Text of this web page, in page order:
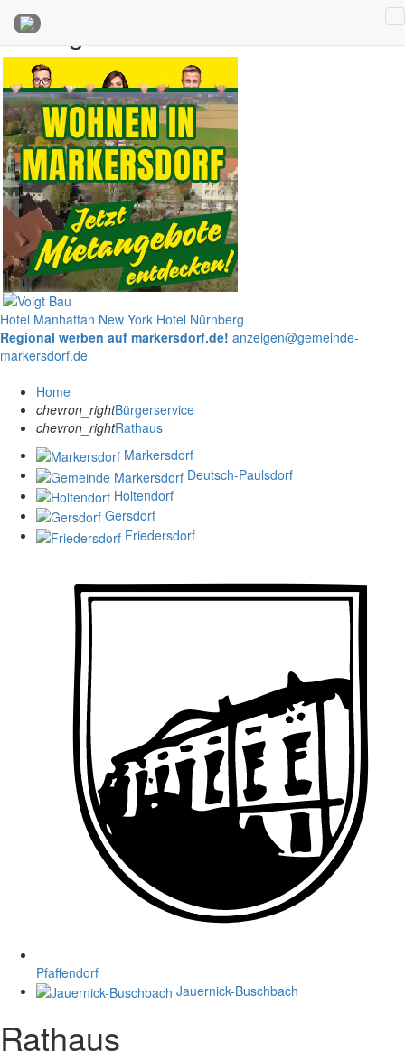
Anzeigen
Hotel Manhattan New York Hotel Nürnberg
Regional werben auf markersdorf.de! anzeigen@gemeinde-
markersdorf.de
Home
chevron_rightBürgerservice
chevron_rightRathaus
Markersdorf
Deutsch-Paulsdorf
Holtendorf
Gersdorf
Friedersdorf
Pfaffendorf
Jauernick-Buschbach
Rathaus